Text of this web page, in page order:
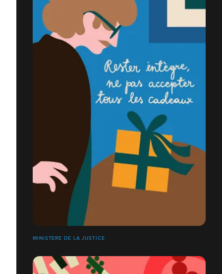
MINISTÈRE DE LA JUSTICE